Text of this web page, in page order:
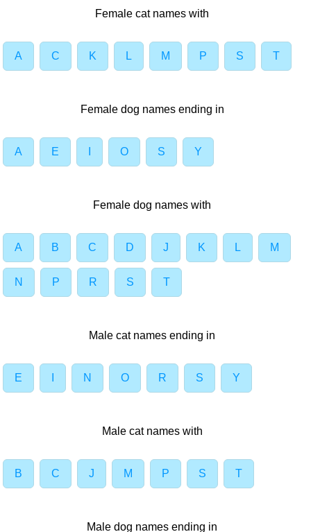
Female cat names with
A C K L M P S T
Female dog names ending in
A E O S Y
Female dog names with
A B C D J K L M
N P R S T
Male cat names ending in
E N O R S Y
Male cat names with
B C J M P S T
Male dog names ending in